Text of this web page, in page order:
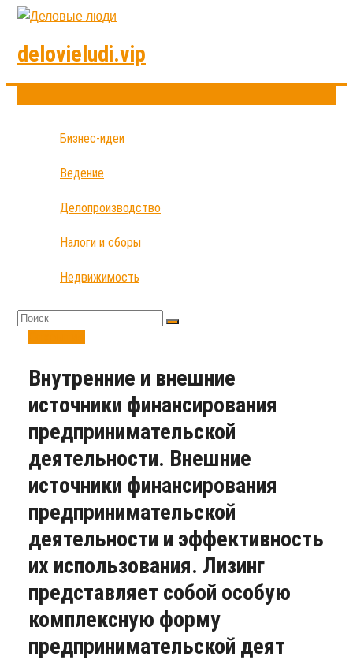
delovieludi.vip
Бизнес-идеи
Ведение
Делопроизводство
Налоги и сборы
Недвижимость
Внутренние и внешние
источники финансирования
предпринимательской
деятельности. Внешние
источники финансирования
предпринимательской
деятельности и эффективность
их использования. Лизинг
представляет собой особую
комплексную форму
предпринимательской деят